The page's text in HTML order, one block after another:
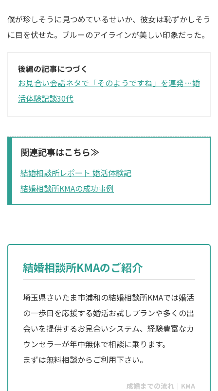
僕が珍しそうに見つめているせいか、彼女は恥ずかしそう
に目を伏せた。ブルーのアイラインが美しい印象だった。
後編の記事につづく
お見合い会話ネタで「そのようですね」を連発…婚
活体験記談30代
関連記事はこちら≫
結婚相談所レポート 婚活体験記
結婚相談所KMAの成功事例
結婚相談所KMAのご紹介
埼玉県さいたま市浦和の結婚相談所KMAでは婚活
の一歩目を応援する婚活お試しプランや多くの出
会いを提供するお見合いシステム、経験豊富なカ
ウンセラーが年中無休で相談に乗ります。
まずは無料相談からご利用下さい。
成婚までの流れ｜KMA